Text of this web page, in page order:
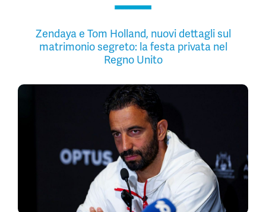
Zendaya e Tom Holland, nuovi dettagli sul
matrimonio segreto: la festa privata nel
Regno Unito